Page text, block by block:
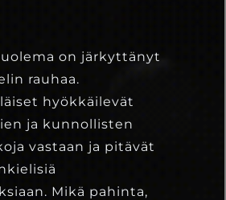
on järkyttänyt
rauhaa.
hyökkäilevät
ja kunnollisten
vastaan ja pitävät
Mikä pahinta,